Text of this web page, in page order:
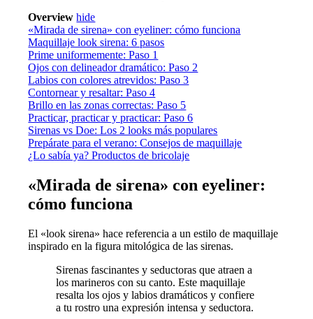
Overview hide
«Mirada de sirena» con eyeliner: cómo funciona
Maquillaje look sirena: 6 pasos
Prime uniformemente: Paso 1
Ojos con delineador dramático: Paso 2
Labios con colores atrevidos: Paso 3
Contornear y resaltar: Paso 4
Brillo en las zonas correctas: Paso 5
Practicar, practicar y practicar: Paso 6
Sirenas vs Doe: Los 2 looks más populares
Prepárate para el verano: Consejos de maquillaje
¿Lo sabía ya? Productos de bricolaje
«Mirada de sirena» con eyeliner:
cómo funciona
El «look sirena» hace referencia a un estilo de maquillaje
inspirado en la figura mitológica de las sirenas.
Sirenas fascinantes y seductoras que atraen a
los marineros con su canto. Este maquillaje
resalta los ojos y labios dramáticos y confiere
a tu rostro una expresión intensa y seductora.